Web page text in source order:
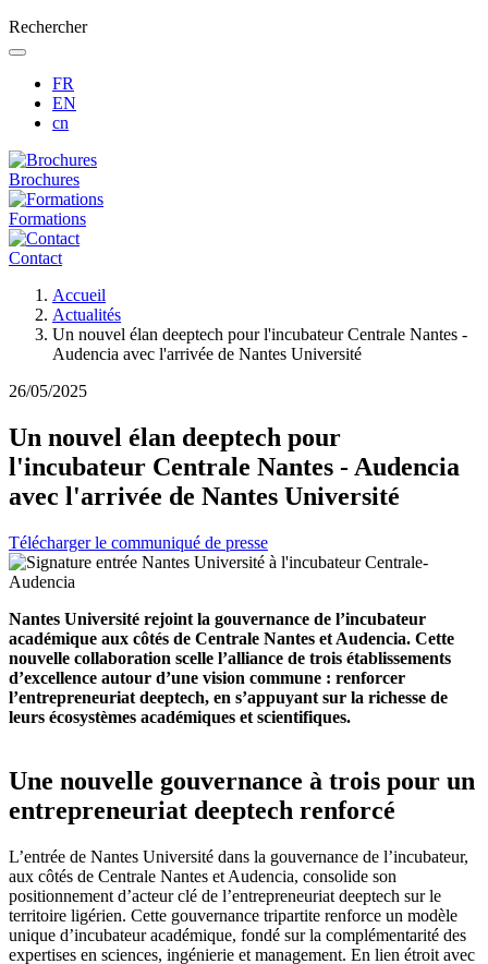
Rechercher
FR
EN
cn
Brochures
Formations
Contact
d'Ariane
Accueil
Actualités
Un nouvel élan deeptech pour l'incubateur Centrale Nantes -
Audencia avec l'arrivée de Nantes Université
26/05/2025
Un nouvel élan deeptech pour
l'incubateur Centrale Nantes - Audencia
avec l'arrivée de Nantes Université
Télécharger le communiqué de presse
Nantes Université rejoint la gouvernance de l’incubateur
académique aux côtés de Centrale Nantes et Audencia. Cette
nouvelle collaboration scelle l’alliance de trois établissements
d’excellence autour d’une vision commune : renforcer
l’entrepreneuriat deeptech, en s’appuyant sur la richesse de
leurs écosystèmes académiques et scientifiques.
Une nouvelle gouvernance à trois pour un
entrepreneuriat deeptech renforcé
L’entrée de Nantes Université dans la gouvernance de l’incubateur,
aux côtés de Centrale Nantes et Audencia, consolide son
positionnement d’acteur clé de l’entrepreneuriat deeptech sur le
territoire ligérien. Cette gouvernance tripartite renforce un modèle
unique d’incubateur académique, fondé sur la complémentarité des
expertises en sciences, ingénierie et management. En lien étroit avec